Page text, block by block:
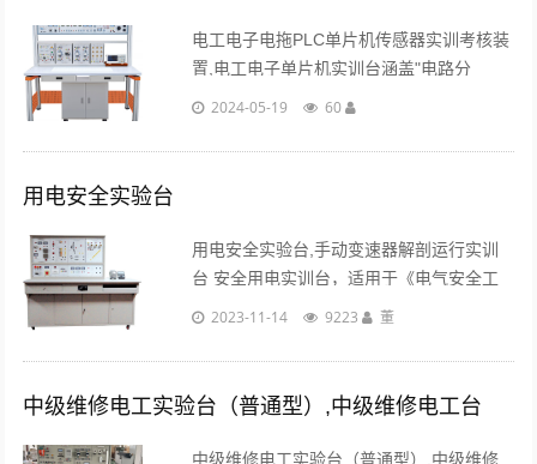
电工电子电拖PLC单片机传感器实训考核装
置,电工电子单片机实训台涵盖"电路分
析""电工基础""电工学" "电机控制"&q......
2024-05-19 60
用电安全实验台
用电安全实验台,手动变速器解剖运行实训
台 安全用电实训台，适用于《电气安全工
程》、《安全用电》、《电工作业》、《电
训。学员可通过实训教学，熟悉各种电气事
故的原因......
2023-11-14 9223 董
中级维修电工实验台（普通型）,中级维修电工台
中级维修电工实验台（普通型）,中级维修